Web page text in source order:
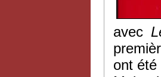
avec
ont